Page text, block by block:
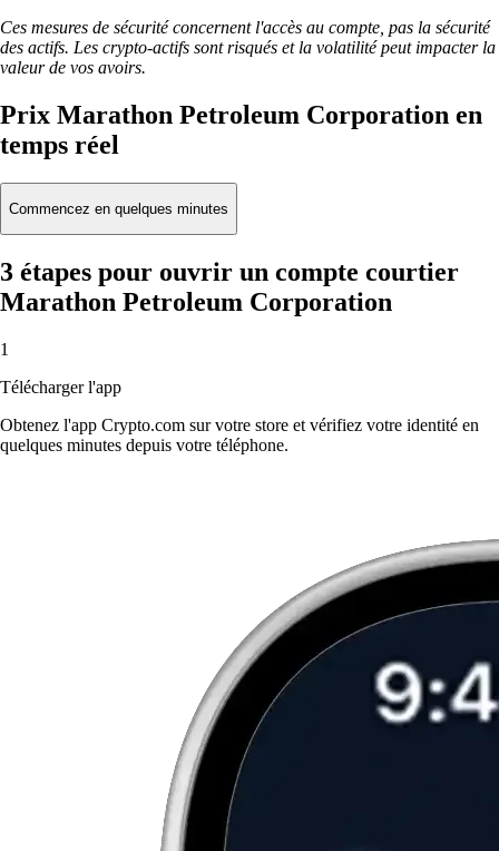
Ces mesures de sécurité concernent l'accès au compte, pas la sécurité
des actifs. Les crypto-actifs sont risqués et la volatilité peut impacter la
valeur de vos avoirs.
Prix Marathon Petroleum Corporation en
temps réel
Commencez en quelques minutes
3 étapes pour ouvrir un compte courtier
Marathon Petroleum Corporation
1
Télécharger l'app
Obtenez l'app Crypto.com sur votre store et vérifiez votre identité en
quelques minutes depuis votre téléphone.